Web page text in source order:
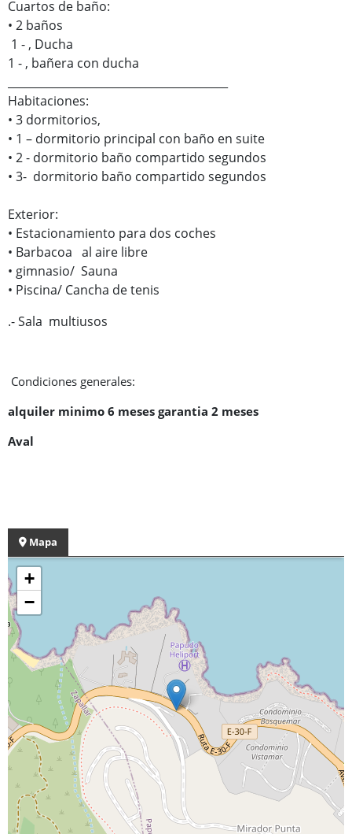
Cuartos de baño:
• 2 baños
1 - , Ducha
1 - , bañera con ducha
Habitaciones:
• 3 dormitorios,
• 1 – dormitorio principal con baño en suite
• 2 - dormitorio baño compartido segundos
• 3- dormitorio baño compartido segundos
Exterior:
• Estacionamiento para dos coches
• Barbacoa al aire libre
• gimnasio/ Sauna
• Piscina/ Cancha de tenis
.- Sala multiusos
Condiciones generales:
alquiler minimo 6 meses garantia 2 meses
Aval
Mapa
+
−